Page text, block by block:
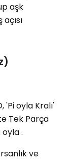
aşk
'Pi oyla Kralı'
Tek Parça
.
ve